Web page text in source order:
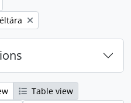
Table view